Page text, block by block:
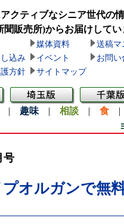
クティブなシニア世代の
聞販売所)からお届けしてい
媒体資料
送稿マ
込み
イベント
お問い
方針
サイトマップ
| 趣味 | 相談 | 食
号
オルガンで無